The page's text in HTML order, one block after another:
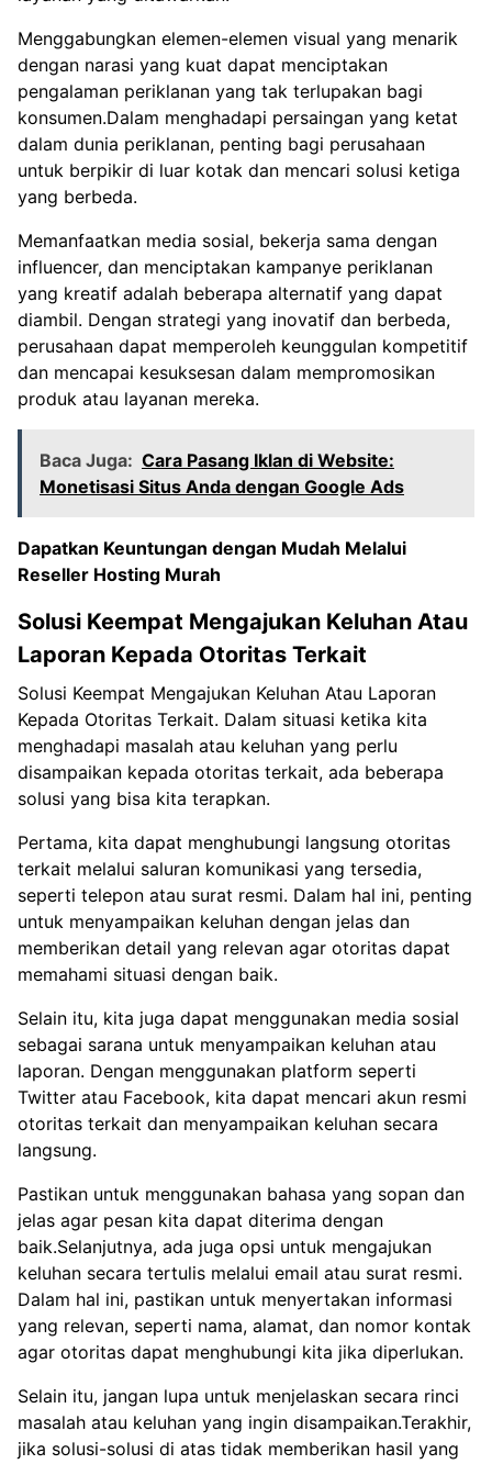
Menggabungkan elemen-elemen visual yang menarik
dengan narasi yang kuat dapat menciptakan
pengalaman periklanan yang tak terlupakan bagi
konsumen.Dalam menghadapi persaingan yang ketat
dalam dunia periklanan, penting bagi perusahaan
untuk berpikir di luar kotak dan mencari solusi ketiga
yang berbeda.
Memanfaatkan media sosial, bekerja sama dengan
influencer, dan menciptakan kampanye periklanan
yang kreatif adalah beberapa alternatif yang dapat
diambil. Dengan strategi yang inovatif dan berbeda,
perusahaan dapat memperoleh keunggulan kompetitif
dan mencapai kesuksesan dalam mempromosikan
produk atau layanan mereka.
Baca Juga: Cara Pasang Iklan di Website:
Monetisasi Situs Anda dengan Google Ads
Dapatkan Keuntungan dengan Mudah Melalui
Reseller Hosting Murah
Solusi Keempat Mengajukan Keluhan Atau
Laporan Kepada Otoritas Terkait
Solusi Keempat Mengajukan Keluhan Atau Laporan
Kepada Otoritas Terkait. Dalam situasi ketika kita
menghadapi masalah atau keluhan yang perlu
disampaikan kepada otoritas terkait, ada beberapa
solusi yang bisa kita terapkan.
Pertama, kita dapat menghubungi langsung otoritas
terkait melalui saluran komunikasi yang tersedia,
seperti telepon atau surat resmi. Dalam hal ini, penting
untuk menyampaikan keluhan dengan jelas dan
memberikan detail yang relevan agar otoritas dapat
memahami situasi dengan baik.
Selain itu, kita juga dapat menggunakan media sosial
sebagai sarana untuk menyampaikan keluhan atau
laporan. Dengan menggunakan platform seperti
Twitter atau Facebook, kita dapat mencari akun resmi
otoritas terkait dan menyampaikan keluhan secara
langsung.
Pastikan untuk menggunakan bahasa yang sopan dan
jelas agar pesan kita dapat diterima dengan
baik.Selanjutnya, ada juga opsi untuk mengajukan
keluhan secara tertulis melalui email atau surat resmi.
Dalam hal ini, pastikan untuk menyertakan informasi
yang relevan, seperti nama, alamat, dan nomor kontak
agar otoritas dapat menghubungi kita jika diperlukan.
Selain itu, jangan lupa untuk menjelaskan secara rinci
masalah atau keluhan yang ingin disampaikan.Terakhir,
jika solusi-solusi di atas tidak memberikan hasil yang